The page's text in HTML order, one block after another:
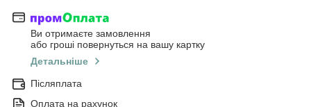
Ви отримаєте замовлення
або гроші повернуться на вашу картку
Детальніше
Післяплата
Оплата на рахунок